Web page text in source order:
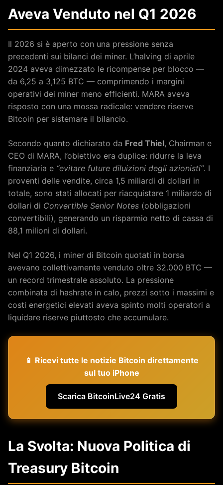
Aveva Venduto nel Q1 2026
Il 2026 si è aperto con una pressione senza
precedenti sui bilanci dei miner. L’halving di aprile
2024 aveva dimezzato le ricompense per blocco —
da 6,25 a 3,125 BTC — comprimendo i margini
operativi dei miner meno efficienti. MARA aveva
risposto con una mossa radicale: vendere riserve
Bitcoin per sistemare il bilancio.
Secondo quanto dichiarato da Fred Thiel, Chairman e
CEO di MARA, l’obiettivo era duplice: ridurre la leva
finanziaria e “evitare future diluizioni degli azionisti”. I
proventi delle vendite, circa 1,5 miliardi di dollari in
totale, sono stati allocati per riacquistare 1 miliardo di
dollari di Convertible Senior Notes (obbligazioni
convertibili), generando un risparmio netto di cassa di
88,1 milioni di dollari.
Nel Q1 2026, i miner di Bitcoin quotati in borsa
avevano collettivamente venduto oltre 32.000 BTC —
un record trimestrale assoluto. La pressione
combinata di hashrate in calo, prezzi sotto i massimi e
costi energetici elevati aveva spinto molti operatori a
liquidare riserve piuttosto che accumulare.
📱 Ricevi tutte le notizie Bitcoin direttamente
sul tuo iPhone
Scarica BitcoinLive24 Gratis
La Svolta: Nuova Politica di
Treasury Bitcoin